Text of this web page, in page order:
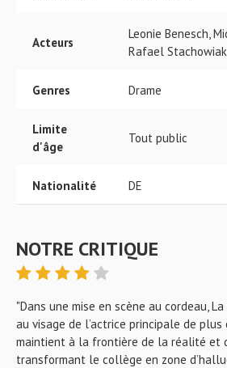
Acteurs
Leonie Benesch,
Rafael Stachowiak
Genres Drame
Limite
d'âge
Tout public
Nationalité DE
NOTRE CRITIQUE
"Dans une mise en scène au cordeau,
au visage de l’actrice principale de plus
maintient à la frontière de la réalité et
transformant le collège en zone